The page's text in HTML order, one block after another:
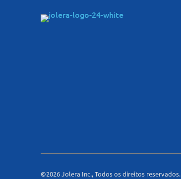
©2026 Jolera Inc., Todos os direitos reservados.